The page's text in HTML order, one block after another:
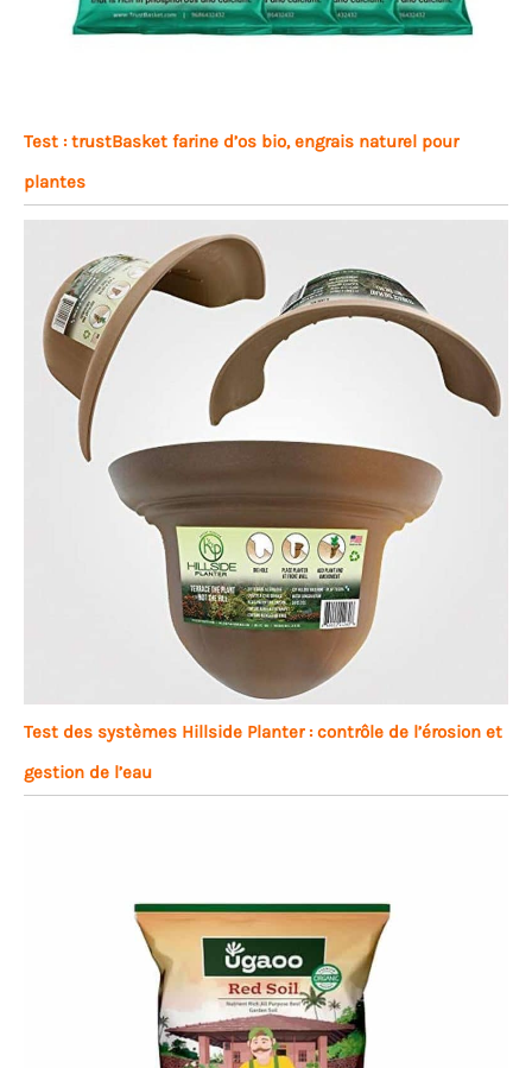
Test : trustBasket farine d’os bio, engrais naturel pour
plantes
Test des systèmes Hillside Planter : contrôle de l’érosion et
gestion de l’eau